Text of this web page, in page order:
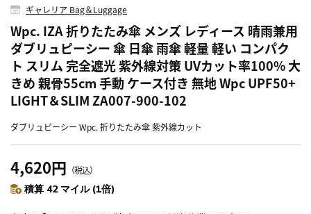
ギャレリア Bag＆Luggage
Wpc. IZA 折りたたみ傘 メンズ レディース 晴雨兼用
ダブリュピーシー 傘 日傘 雨傘 軽量 軽い コンパク
ト スリム 完全遮光 紫外線対策 UVカット率100% 大
きめ 親骨55cm 手動 ケース付き 無地 Wpc UPF50+
LIGHT＆SLIM ZA007-900-102
ダブリュピーシー Wpc. 折りたたみ傘 紫外線カット
4,620円 （税込）
積算 42 マイル (1倍)